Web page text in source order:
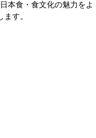
本食・食文化の魅力をよ
す。